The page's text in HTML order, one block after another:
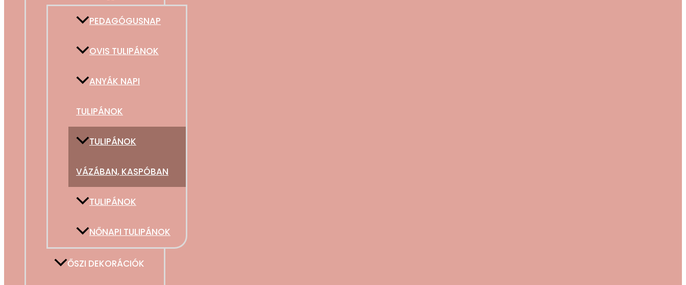
PEDAGÓGUSNAP
OVIS TULIPÁNOK
ANYÁK NAPI
TULIPÁNOK
TULIPÁNOK
VÁZÁBAN, KASPÓBAN
TULIPÁNOK
NŐNAPI TULIPÁNOK
ŐSZI DEKORÁCIÓK